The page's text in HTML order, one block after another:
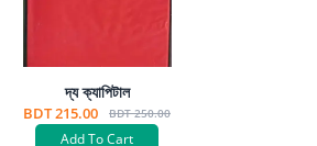
দ্য ক্যাপিটাল
BDT 215.00 BDT 250.00
Add To Cart